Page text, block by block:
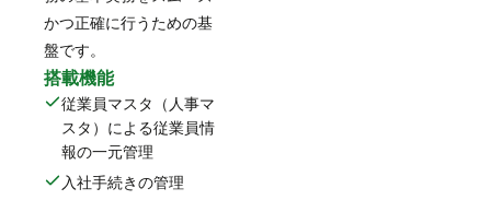
かつ正確に行うための基
盤です。
搭載機能
従業員マスタ（人事マ
スタ）による従業員情
報の一元管理
入社手続きの管理